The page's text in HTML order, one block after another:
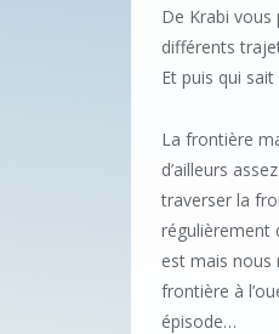
De Krabi vous
différents
Et puis qui
La frontière
d’ailleurs
traverser la
régulièrement
est mais nous
frontière à
épisode…